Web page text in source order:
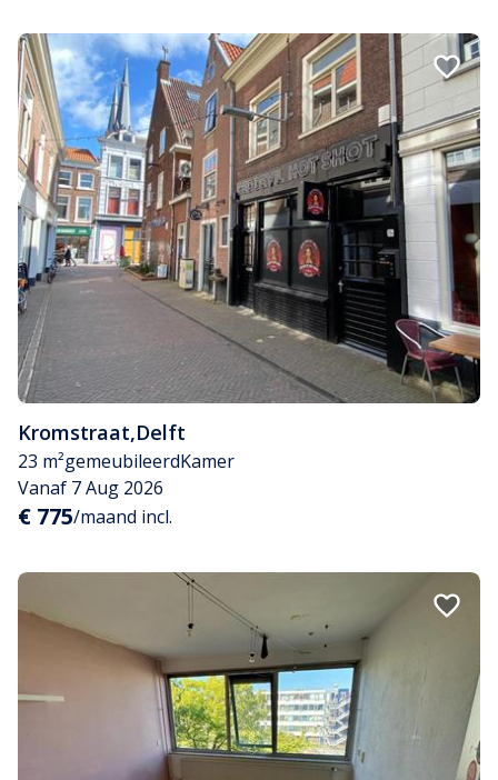
Kromstraat,Delft
23 m²gemeubileerdKamer
Vanaf 7 Aug 2026
€ 775/maand incl.